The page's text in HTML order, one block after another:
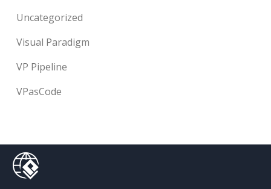
Uncategorized
Visual Paradigm
VP Pipeline
VPasCode